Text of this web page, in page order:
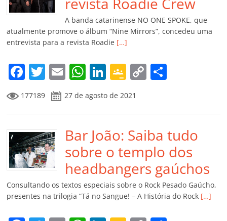
k ss
ro
o
m
ar
A banda catarinense NO ONE SPOKE, que
atualmente promove o álbum “Nine Mirrors”, concedeu uma
entrevista para a revista Roadie […]
F
a
c
e
b
o
o
k
T
w
itt
er
E
m
ai
l
W
at
s
A
p
p
Li
n
k
e
dI
n
G
o
o
gl
e
Cl
a
ss
ro
C
y
Li
n
k
p
ar
til
h
ar
177189 27 de agosto de 2021
Bar João: Saiba tudo
sobre o templo dos
headbangers gaúchos
Consultando os textos especiais sobre o Rock Pesado Gaúcho,
presentes na trilogia “Tá no Sangue! – A História do Rock […]